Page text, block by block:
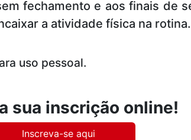
fechamento e aos finais de
a atividade física na rotina.
uso pessoal.
sua inscrição online!
Inscreva-se aqui